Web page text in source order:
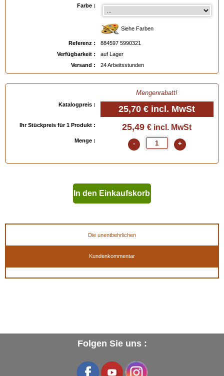
- Large = 45/47 (Eur) - 10/12 (UK) - 11½/13 (USA)
- Extra Large = 48/49 (Eur) - 13/14 (UK) - 13½/15 (USA)
Farbe :
Siehe Farben
Referenz :
884597 5990321
Verfügbarkeit :
auf Lager
Versand :
24 Arbeitsstunden
Mengenrabatt!
Katalogpreis : 25,70 € incl. MwSt
Ihr Stückpreis für 1 Produkt : 25,49 € incl. MwSt
Menge : - +
In den Einkaufskorb
Die unentbehrlichen
Kundenkommentar
Folgen Sie uns :